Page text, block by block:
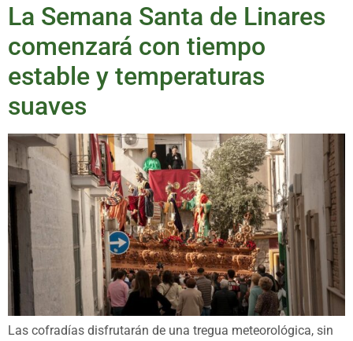
La Semana Santa de Linares
comenzará con tiempo
estable y temperaturas
suaves
Las cofradías disfrutarán de una tregua meteorológica, sin